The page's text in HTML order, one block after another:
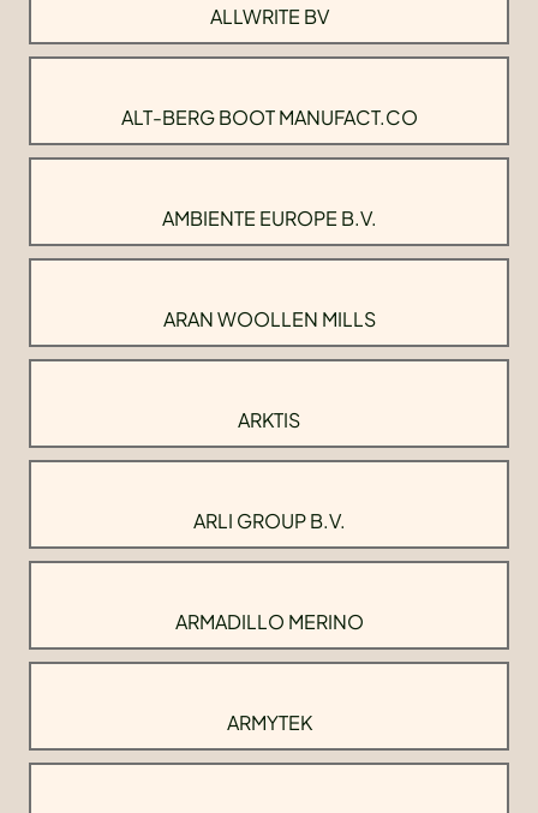
ALLWRITE BV
ALT-BERG BOOT MANUFACT.CO
AMBIENTE EUROPE B.V.
ARAN WOOLLEN MILLS
ARKTIS
ARLI GROUP B.V.
ARMADILLO MERINO
ARMYTEK